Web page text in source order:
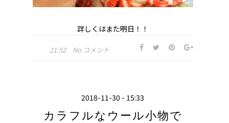
詳しくはまた明日！！
21:52 No コメント
2018-11-30 - 15:33
カラフルなウール小物で